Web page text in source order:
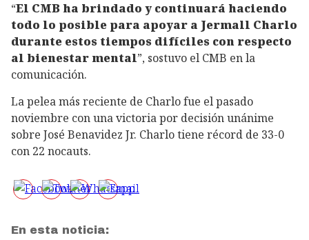
“El CMB ha brindado y continuará haciendo
todo lo posible para apoyar a Jermall Charlo
durante estos tiempos difíciles con respecto
al bienestar mental”, sostuvo el CMB en la
comunicación.
La pelea más reciente de Charlo fue el pasado
noviembre con una victoria por decisión unánime
sobre José Benavidez Jr. Charlo tiene récord de 33-0
con 22 nocauts.
En esta noticia: